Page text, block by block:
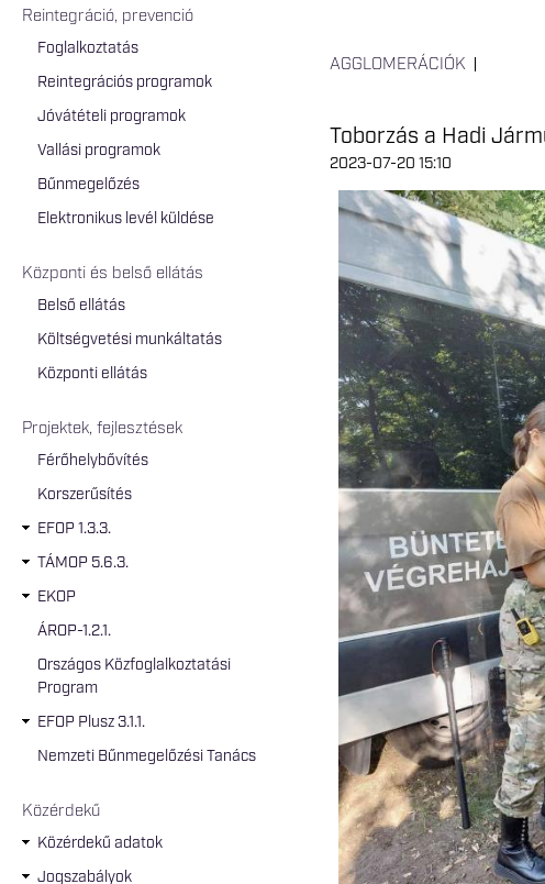
Reintegráció, prevenció
Foglalkoztatás
Reintegrációs programok
Jóvátételi programok
Vallási programok
Bűnmegelőzés
Elektronikus levél küldése
Központi és belső ellátás
Belső ellátás
Költségvetési munkáltatás
Központi ellátás
Projektek, fejlesztések
Férőhelybővítés
Korszerűsítés
EFOP 1.3.3.
TÁMOP 5.6.3.
EKOP
ÁROP-1.2.1.
Országos Közfoglalkoztatási
Program
EFOP Plusz 3.1.1.
Nemzeti Bűnmegelőzési Tanács
Közérdekű
Közérdekű adatok
Jogszabályok
AGGLOMERÁCIÓK
Toborzás a Hadi
2023-07-20 15:10